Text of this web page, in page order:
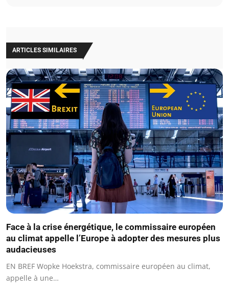
ARTICLES SIMILAIRES
Face à la crise énergétique, le commissaire européen
au climat appelle l’Europe à adopter des mesures plus
audacieuses
EN BREF Wopke Hoekstra, commissaire européen au climat,
appelle à une…